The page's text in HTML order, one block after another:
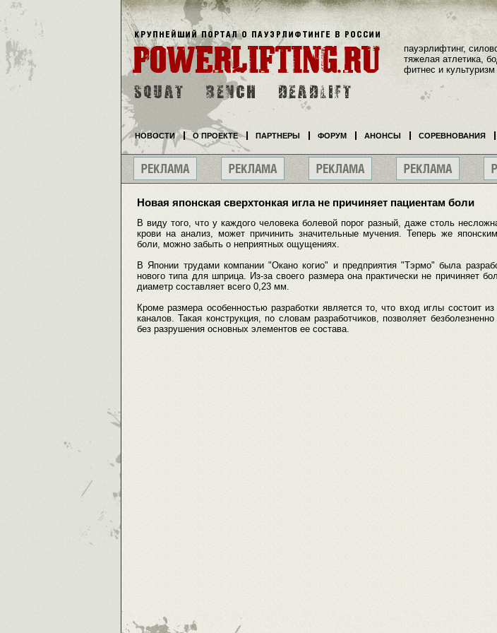
Новая японская сверхтонкая игла не причиняет пациентам боли
В виду того, что у каждого человека болевой порог разный, даже столь
крови на анализ, может причинить значительные мучения. Теперь же
боли, можно забыть о неприятных ощущениях.
В Японии трудами компании "Окано когио" и предприятия "Тэрмо" была
нового типа для шприца. Из-за своего размера она практически не причиняет
диаметр составляет всего 0,23 мм.
Кроме размера особенностью разработки является то, что вход иглы состоит из
каналов. Такая конструкция, по словам разработчиков, позволяет
без разрушения основных элементов ее состава.
пауэрлифтинг,
тяжелая атлетика,
фитнес и культуризм
НОВОСТИ О ПРОЕКТЕ ПАРТНЕРЫ ФОРУМ АНОНСЫ СОРЕВНОВАНИЯ